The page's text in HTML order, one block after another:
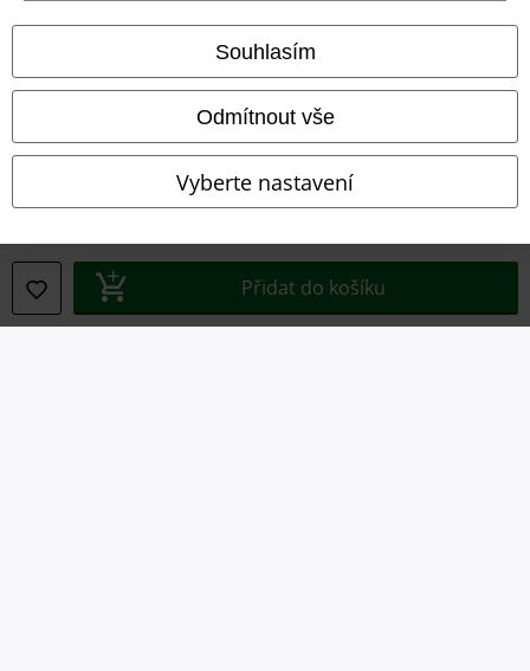
Souhlasím
Odmítnout vše
Vyberte nastavení
Přidat do košíku
Právní informace
Podmínky